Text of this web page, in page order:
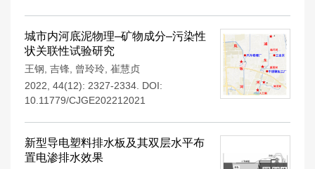
城市内河底泥物理–矿物成分–污染性
状关联性试验研究
王钢 吉锋 曾玲玲 崔慧贞
2022, 44(12): 2327-2334. DOI:
10.11779/CJGE202212021
新型导电塑料排水板及其双层水平布
置电渗排水效果